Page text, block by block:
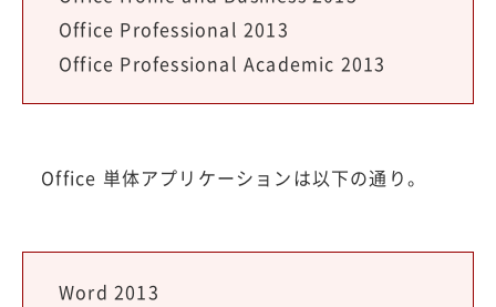
Office Professional 2013
Office Professional Academic 2013
Office 単体アプリケーションは以下の通り。
Word 2013